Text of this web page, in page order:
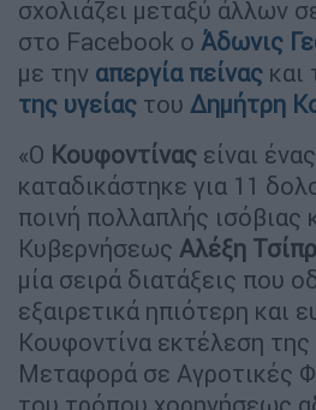
σχολιάζει μεταξύ άλλων
στο Facebook ο Άδωνις
με την απεργία πείνας και
της υγείας του Δημήτρη
«Ο Κουφοντίνας είναι
καταδικάστηκε για 11
ποινή πολλαπλής ισόβιας
Κυβερνήσεως Αλέξη
μία σειρά διατάξεις που
εξαιρετικά ηπιότερη και
Κουφοντίνα εκτέλεση της
Μεταφορά σε Αγροτικές